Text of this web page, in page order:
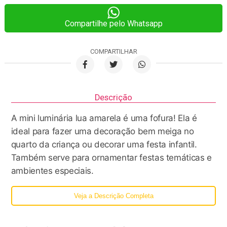
Compartilhe pelo Whatsapp
COMPARTILHAR
Descrição
A mini luminária lua amarela é uma fofura! Ela é
ideal para fazer uma decoração bem meiga no
quarto da criança ou decorar uma festa infantil.
Também serve para ornamentar festas temáticas e
ambientes especiais.
Perfeita para iluminar o quarto do recém nascido, a
mini luminária lua amarela deixa um clima de
Veja a Descrição Completa